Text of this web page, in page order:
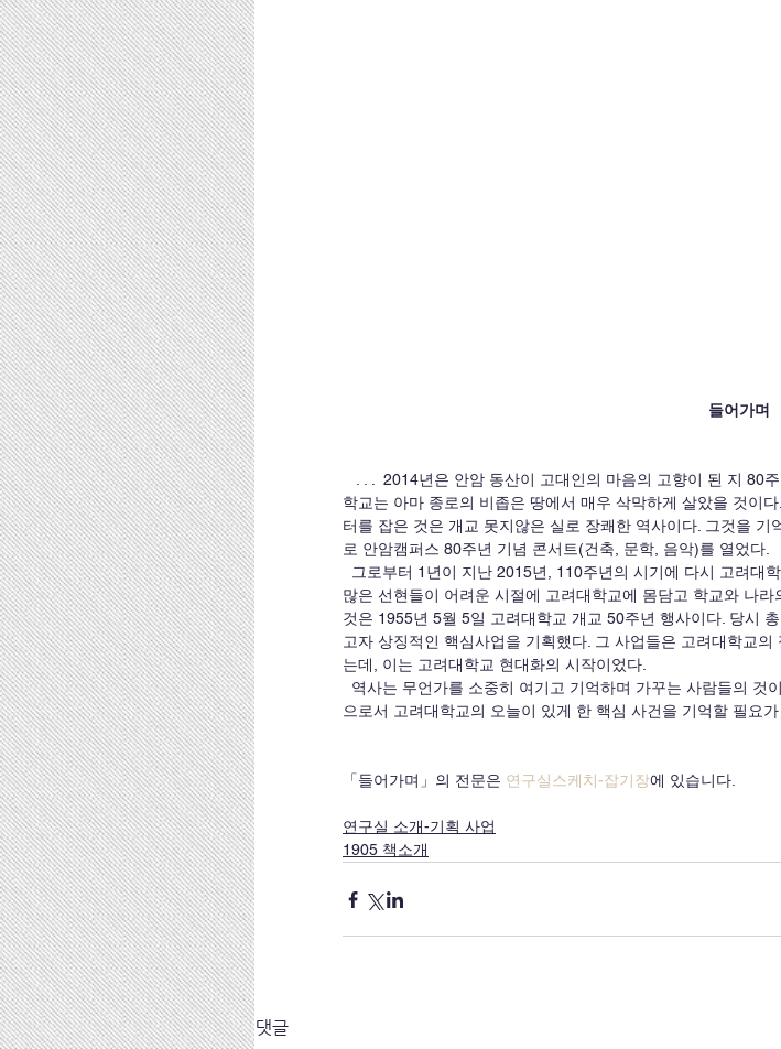
들어가며
학교는 아마 종로의 비좁은 땅에서 매우 삭막하게 살았을 것이
터를 잡은 것은 개교 못지않은 실로 장쾌한 역사이다. 그것을 기
로 안암캠퍼스 80주년 기념 콘서트(건축, 문학, 음악)를 열었다.
많은 선현들이 어려운 시절에 고려대학교에 몸담고 학교와 나
것은 1955년 5월 5일 고려대학교 개교 50주년 행사이다. 당시
고자 상징적인 핵심사업을 기획했다. 그 사업들은 고려대학교
는데, 이는 고려대학교 현대화의 시작이었다.
으로서 고려대학교의 오늘이 있게 한 핵심 사건을 기억할 필요가
「들어가며」의 전문은 연구실스케치-잡기장에 있습니다.
연구실 소개-기획 사업
1905 책소개
댓글